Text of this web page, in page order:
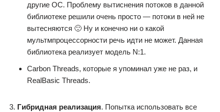
другие ОС. Проблему вытиснения потоков в данной
библиотеке решили очень просто — потоки в ней не
вытесняются 🙂 Ну и конечно ни о какой
мультмпроцессорности речь идти не может. Данная
библиотека реализует модель N:1.
Carbon Threads, которые я упоминал уже не раз, и
RealBasic Threads.
Гибридная реализация. Попытка использовать все